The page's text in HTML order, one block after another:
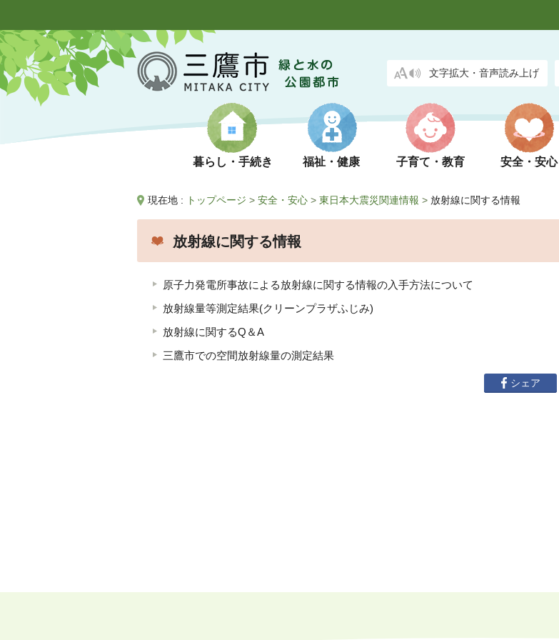
文字拡大・音声読み上げ
暮らし・手続き 福祉・健康 子育て・教育 安全・安心
現在地 : トップページ > 安全・安心 > 東日本大震災関連情報 > 放射線に関する情報
放射線に関する情報
原子力発電所事故による放射線に関する情報の入手方法について
放射線量等測定結果(クリーンプラザふじみ)
放射線に関するQ＆A
三鷹市での空間放射線量の測定結果
シェア